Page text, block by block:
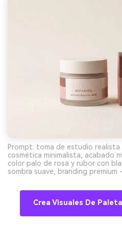
Prompt: toma de estudio realista
cosmética minimalista, acabado
color palo de rosa y rubor con
sombra suave, branding premium
Crea Visuales De